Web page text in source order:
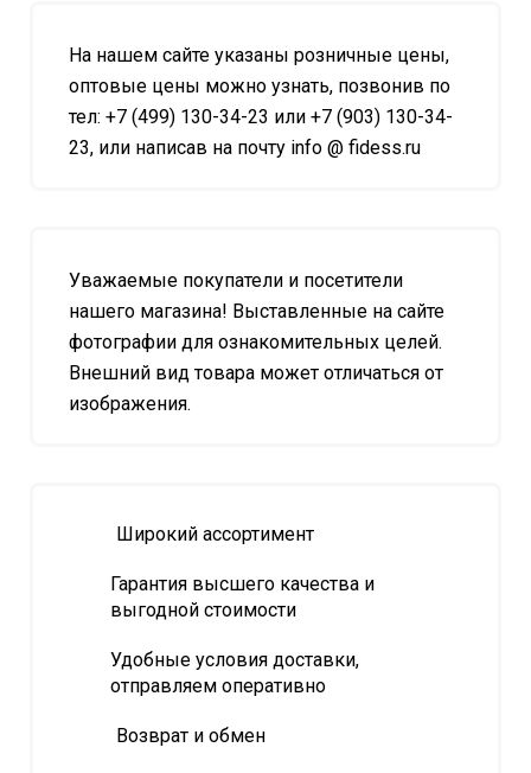
На нашем сайте указаны розничные цены,
оптовые цены можно узнать, позвонив по
тел: +7 (499) 130-34-23 или +7 (903) 130-34-
23, или написав на почту info @ fidess.ru
Уважаемые покупатели и посетители
нашего магазина! Выставленные на сайте
фотографии для ознакомительных целей.
Внешний вид товара может отличаться от
изображения.
Широкий ассортимент
Гарантия высшего качества и
выгодной стоимости
Удобные условия доставки,
отправляем оперативно
Возврат и обмен